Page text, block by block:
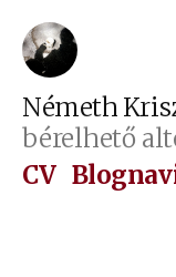
Tartalomhoz
Németh
bérelhető
CV